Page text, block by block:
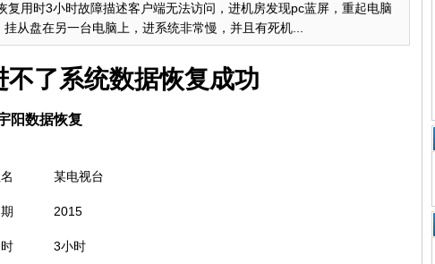
复用时3小时故障描述客户端无法访问，进机房发现pc蓝屏，重起电脑
从盘在另一台电脑上，进系统非常慢，并且有死机...
了系统数据恢复成功
阳数据恢复
某电视台
2015
3小时